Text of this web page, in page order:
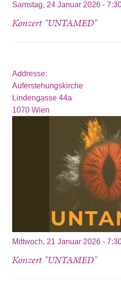
Samstag, 24 Januar 2026 -
Konzert "UNTAMED"
Addresse:
Auferstehungskirche
Lindengasse 44a
1070 Wien
Mittwoch, 21 Januar 2026 -
Konzert "UNTAMED"